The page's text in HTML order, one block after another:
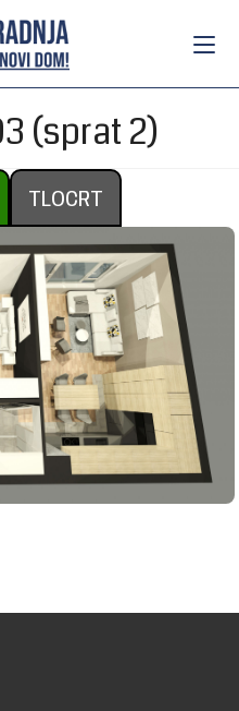
(sprat 2)
TLOCRT